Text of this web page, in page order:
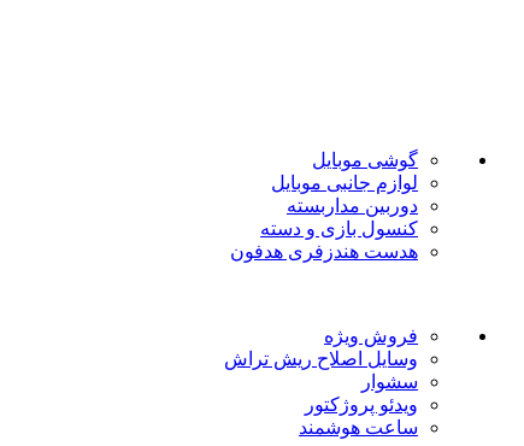
گوشی موبایل
لوازم جانبی موبایل
دوربین مداربسته
کنسول بازی و دسته
هدست هندزفری هدفون
فروش ویژه
وسایل اصلاح ریش تراش
سشوار
ویدئو پروژکتور
ساعت هوشمند